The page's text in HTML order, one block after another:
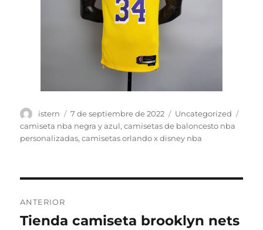
Autor
istern
Publicado
el
7 de septiembre de 2022 Categorías
Uncategorized
camiseta nba negra y azul,camisetas de baloncesto nba
personalizadas,camisetas orlando x disney nba
de
ANTERIOR
Entrada
Tienda camiseta brooklyn nets